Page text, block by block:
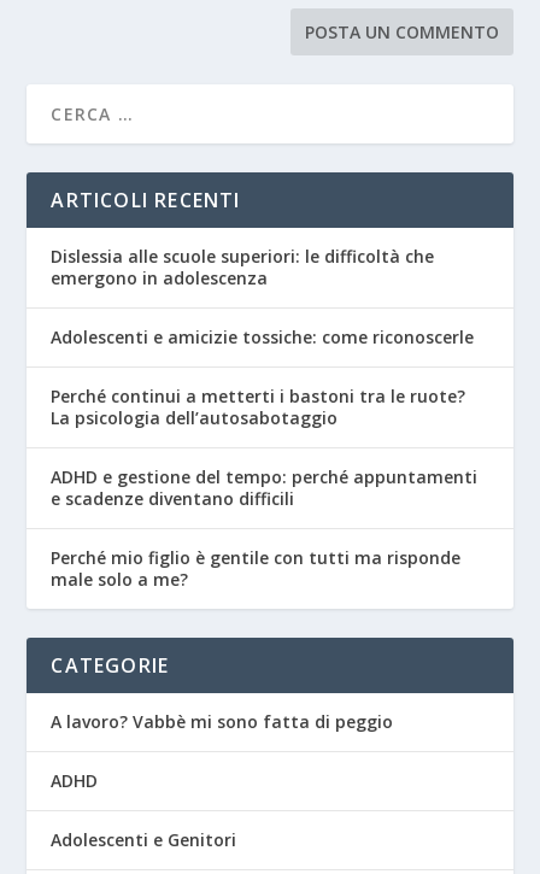
ARTICOLI RECENTI
Dislessia alle scuole superiori: le difficoltà che
emergono in adolescenza
Adolescenti e amicizie tossiche: come riconoscerle
Perché continui a metterti i bastoni tra le ruote?
La psicologia dell’autosabotaggio
ADHD e gestione del tempo: perché appuntamenti
e scadenze diventano difficili
Perché mio figlio è gentile con tutti ma risponde
male solo a me?
CATEGORIE
A lavoro? Vabbè mi sono fatta di peggio
ADHD
Adolescenti e Genitori